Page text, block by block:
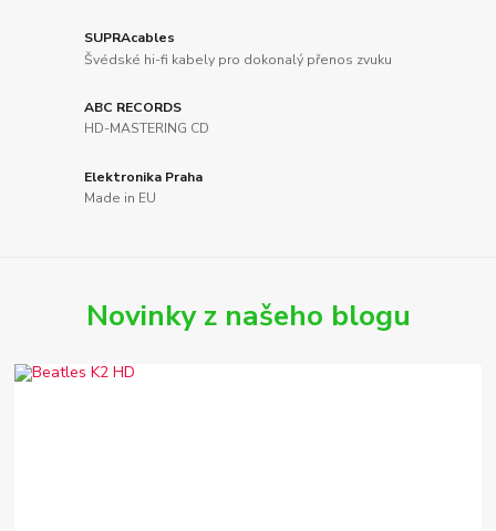
SUPRAcables
Švédské hi-fi kabely pro dokonalý přenos zvuku
ABC RECORDS
HD-MASTERING CD
Elektronika Praha
Made in EU
Novinky z našeho blogu